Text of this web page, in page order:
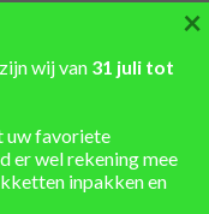
wij van 31 juli tot
uw favoriete
er wel rekening mee
inpakken en
×